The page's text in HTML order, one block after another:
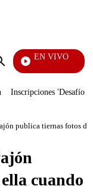
Enviar
EN VIVO
Inscripciones 'Desafío'
publica tiernas fotos
cuando